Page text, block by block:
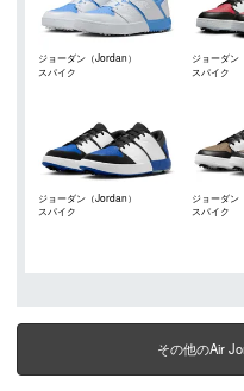
ジョーダン（Jordan）
スパイク
ジョーダン
スパイク
ジョーダン（Jordan）
スパイク
ジョーダン
スパイク
その他のAir